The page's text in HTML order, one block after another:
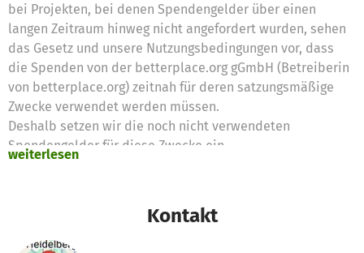
bei Projekten, bei denen Spendengelder über einen
langen Zeitraum hinweg nicht angefordert wurden, sehen
das Gesetz und unsere Nutzungsbedingungen vor, dass
die Spenden von der betterplace.org gGmbH (Betreiberin
von betterplace.org) zeitnah für deren satzungsmäßige
Zwecke verwendet werden müssen.
Deshalb setzen wir die noch nicht verwendeten
Spendengelder für diese Zwecke ein
weiterlesen
Kontakt